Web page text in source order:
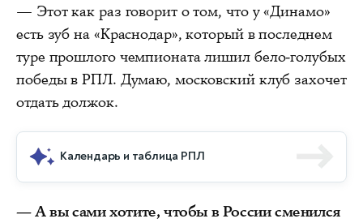
— Этот как раз говорит о том, что у «Динамо»
есть зуб на «Краснодар», который в последнем
туре прошлого чемпионата лишил бело-голубых
победы в РПЛ. Думаю, московский клуб захочет
отдать должок.
Календарь и таблица РПЛ
— А вы сами хотите, чтобы в России сменился